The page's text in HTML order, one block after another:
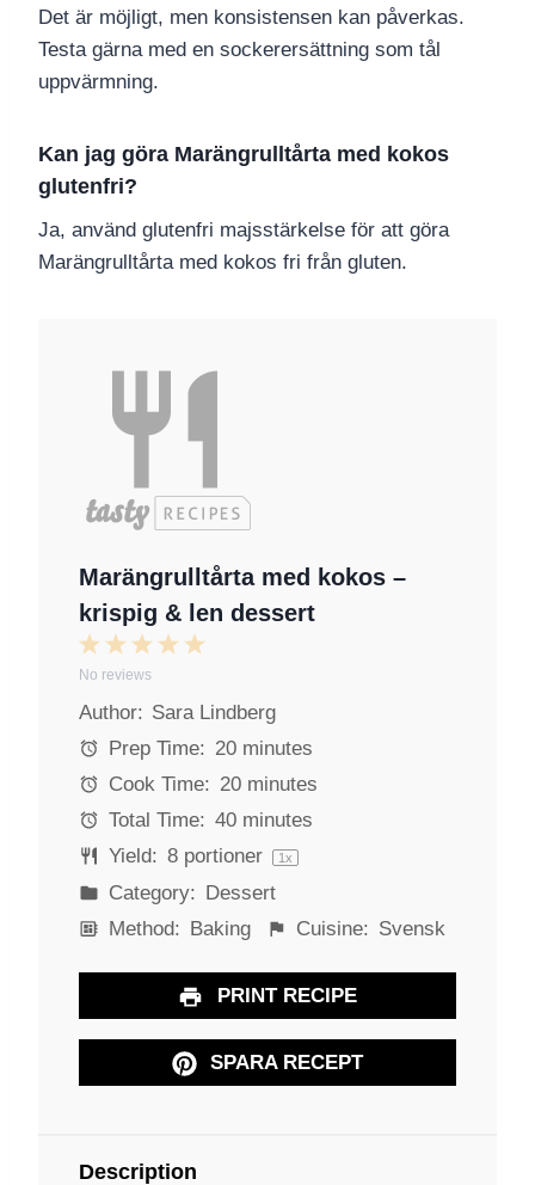
Det är möjligt, men konsistensen kan påverkas.
Testa gärna med en sockerersättning som tål
uppvärmning.
Kan jag göra Marängrulltårta med kokos
glutenfri?
Ja, använd glutenfri majsstärkelse för att göra
Marängrulltårta med kokos fri från gluten.
Marängrulltårta med kokos –
krispig & len dessert
5
t
r
4
t
a
r
s
3
t
a
r
s
2
S
t
a
r
s
1
S
t
a
No reviews
Author: Sara Lindberg
Prep Time: 20 minutes
Cook Time: 20 minutes
Total Time: 40 minutes
Yield: 8portioner 1x
Category: Dessert
Method: Baking Cuisine: Svensk
PRINT RECIPE
SPARA RECEPT
Description